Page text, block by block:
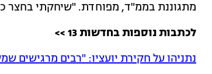
מתגוננת בממ"ד, מפוחדת. "שיחקתי בחצר
לכתבות נוספות בחדשות 13 >>
נתניהו על חקירת יועציו: "רבים מרגישים